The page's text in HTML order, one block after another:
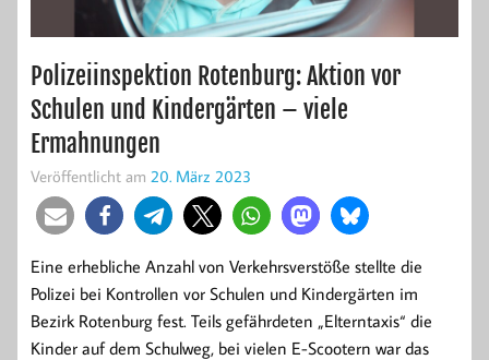
Polizeiinspektion Rotenburg: Aktion vor
Schulen und Kindergärten – viele
Ermahnungen
Veröffentlicht am 20. März 2023
Eine erhebliche Anzahl von Verkehrsverstöße stellte die
Polizei bei Kontrollen vor Schulen und Kindergärten im
Bezirk Rotenburg fest. Teils gefährdeten „Elterntaxis“ die
Kinder auf dem Schulweg, bei vielen E-Scootern war das